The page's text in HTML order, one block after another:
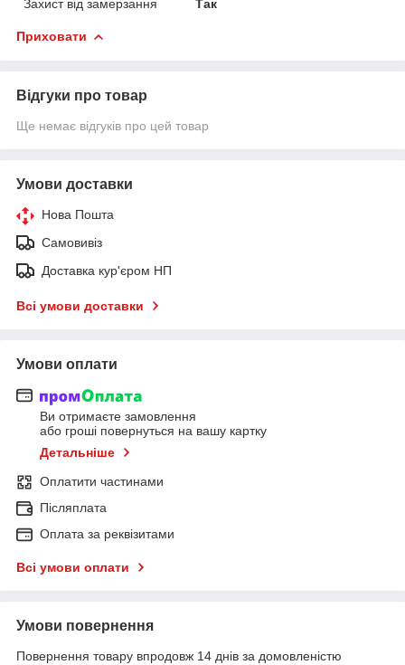
Захист від замерзання Так
Приховати
Відгуки про товар
Ще немає відгуків про цей товар
Умови доставки
Нова Пошта
Самовивіз
Доставка кур'єром НП
Всі умови доставки
Умови оплати
Ви отримаєте замовлення
або гроші повернуться на вашу картку
Детальніше
Оплатити частинами
Післяплата
Оплата за реквізитами
Всі умови оплати
Умови повернення
Повернення товару впродовж 14 днів за домовленістю